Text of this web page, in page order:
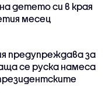
детето си в края
месец
предупреждава за
се руска намеса